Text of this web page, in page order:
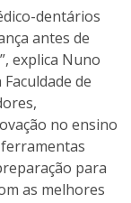
dentários
antes de
explica Nuno
de
no ensino
para
as melhores